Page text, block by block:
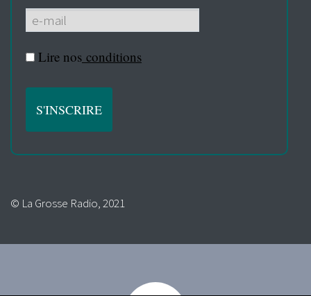
Lire nos conditions
© La Grosse Radio, 2021